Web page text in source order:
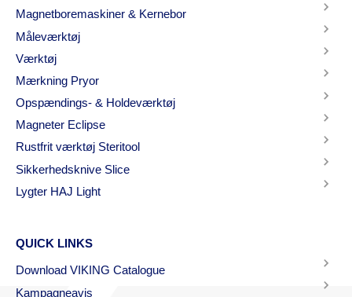
Magnetboremaskiner & Kernebor
Måleværktøj
Værktøj
Mærkning Pryor
Opspændings- & Holdeværktøj
Magneter Eclipse
Rustfrit værktøj Steritool
Sikkerhedsknive Slice
Lygter HAJ Light
QUICK LINKS
Download VIKING Catalogue
Kampagneavis